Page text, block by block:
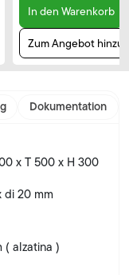
In den Warenkorb
Zum Angebot
Dokumentation
x T 500 x H 300
di 20 mm
( alzatina )